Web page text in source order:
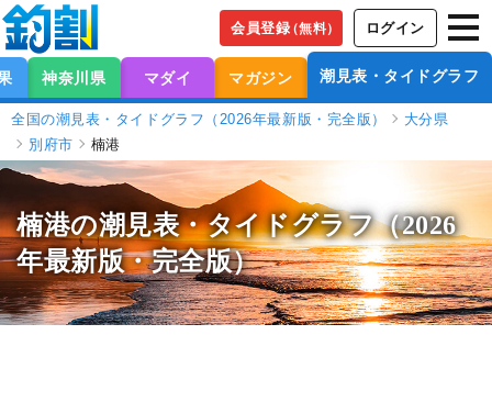
会員登録（無料） ログイン
神奈川県 マダイ マガジン 潮見表・タイドグラフ
全国の潮見表・タイドグラフ（2026年最新版・完全版）
大分県
別府市
楠港
楠港の潮見表・タイドグラフ（2026
年最新版・完全版）